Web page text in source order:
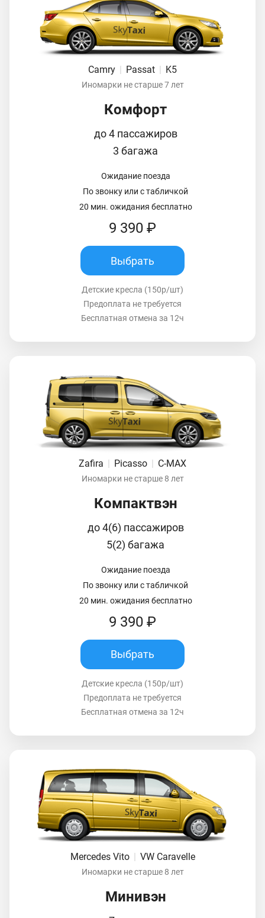
Camry Passat K5
Иномарки не старше 7 лет
Комфорт
до 4 пассажиров
3 багажа
Ожидание поезда
По звонку или с табличкой
20 мин. ожидания бесплатно
9 390 ₽
Выбрать
Детские кресла (150р/шт)
Предоплата не требуется
Бесплатная отмена за 12ч
Zafira | Picasso | C-MAX
Иномарки не старше 8 лет
Компактвэн
до 4(6) пассажиров
5(2) багажа
Ожидание поезда
По звонку или с табличкой
20 мин. ожидания бесплатно
9 390 ₽
Выбрать
Детские кресла (150р/шт)
Предоплата не требуется
Бесплатная отмена за 12ч
Mercedes Vito VW Caravelle
Иномарки не старше 8 лет
Минивэн